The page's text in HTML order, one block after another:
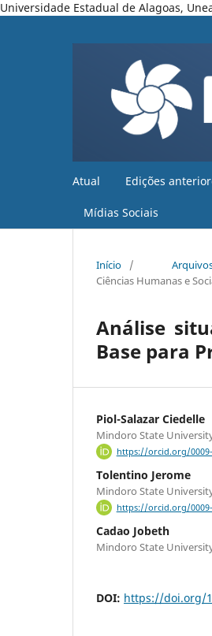
Universidade Estadual de Alagoas,
Atual Edições
Mídias Sociais
Início /
Ciências Humanas e
Análise
Base para
Piol-Salazar Ciedelle
Mindoro State
https://orcid.org/0009-
Tolentino Jerome
Mindoro State
https://orcid.org/0009-
Cadao Jobeth
Mindoro State
DOI: https://doi.org/